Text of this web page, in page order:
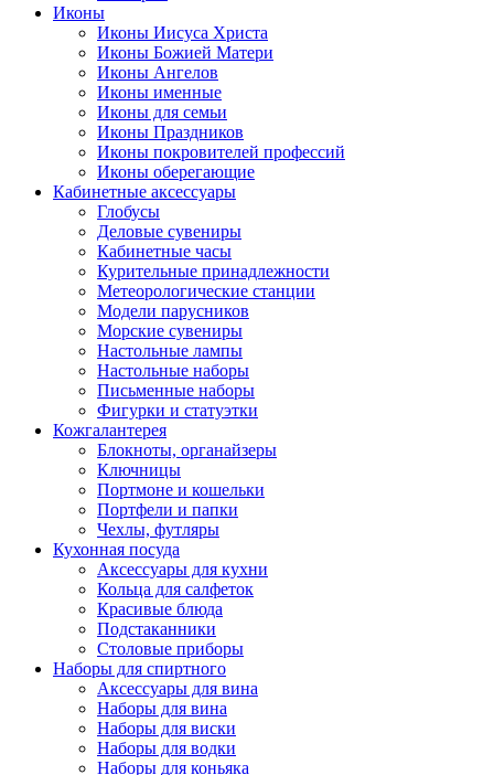
Иконы
Иконы Иисуса Христа
Иконы Божией Матери
Иконы Ангелов
Иконы именные
Иконы для семьи
Иконы Праздников
Иконы покровителей профессий
Иконы оберегающие
Кабинетные аксессуары
Глобусы
Деловые сувениры
Кабинетные часы
Курительные принадлежности
Метеорологические станции
Модели парусников
Морские сувениры
Настольные лампы
Настольные наборы
Письменные наборы
Фигурки и статуэтки
Кожгалантерея
Блокноты, органайзеры
Ключницы
Портмоне и кошельки
Портфели и папки
Чехлы, футляры
Кухонная посуда
Аксессуары для кухни
Кольца для салфеток
Красивые блюда
Подстаканники
Столовые приборы
Наборы для спиртного
Аксессуары для вина
Наборы для вина
Наборы для виски
Наборы для водки
Наборы для коньяка